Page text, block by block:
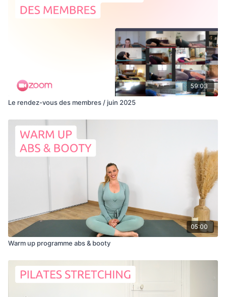
59:03
Le rendez-vous des membres / juin 2025
05:00
Warm up programme abs & booty